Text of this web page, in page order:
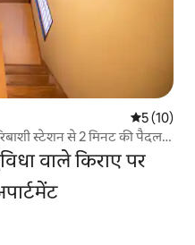
औसत रेटिंग
5 (10)
स्टेशन से 2 मिनट की पैदल
वाले किराए पर